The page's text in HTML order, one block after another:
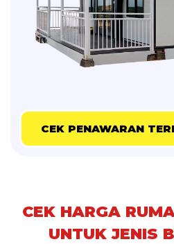
CEK PENAWARAN
CEK HARGA
UNTUK JENIS